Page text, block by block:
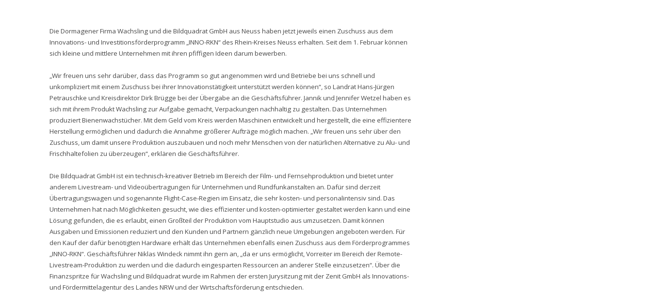
Die Dormagener Firma Wachsling und die Bildquadrat GmbH aus Neuss haben jetzt jeweils einen Zuschuss aus dem
Innovations- und Investitionsförderprogramm „INNO-RKN“ des Rhein-Kreises Neuss erhalten. Seit dem 1. Februar können
sich kleine und mittlere Unternehmen mit ihren pfiffigen Ideen darum bewerben.
„Wir freuen uns sehr darüber, dass das Programm so gut angenommen wird und Betriebe bei uns schnell und
unkompliziert mit einem Zuschuss bei ihrer Innovationstätigkeit unterstützt werden können“, so Landrat Hans-Jürgen
Petrauschke und Kreisdirektor Dirk Brügge bei der Übergabe an die Geschäftsführer. Jannik und Jennifer Wetzel haben es
sich mit ihrem Produkt Wachsling zur Aufgabe gemacht, Verpackungen nachhaltig zu gestalten. Das Unternehmen
produziert Bienenwachstücher. Mit dem Geld vom Kreis werden Maschinen entwickelt und hergestellt, die eine effizientere
Herstellung ermöglichen und dadurch die Annahme größerer Aufträge möglich machen. „Wir freuen uns sehr über den
Zuschuss, um damit unsere Produktion auszubauen und noch mehr Menschen von der natürlichen Alternative zu Alu- und
Frischhaltefolien zu überzeugen“, erklären die Geschäftsführer.
Die Bildquadrat GmbH ist ein technisch-kreativer Betrieb im Bereich der Film- und Fernsehproduktion und bietet unter
anderem Livestream- und Videoübertragungen für Unternehmen und Rundfunkanstalten an. Dafür sind derzeit
Übertragungswagen und sogenannte Flight-Case-Regien im Einsatz, die sehr kosten- und personalintensiv sind. Das
Unternehmen hat nach Möglichkeiten gesucht, wie dies effizienter und kosten-optimierter gestaltet werden kann und eine
Lösung gefunden, die es erlaubt, einen Großteil der Produktion vom Hauptstudio aus umzusetzen. Damit können
Ausgaben und Emissionen reduziert und den Kunden und Partnern gänzlich neue Umgebungen angeboten werden. Für
den Kauf der dafür benötigten Hardware erhält das Unternehmen ebenfalls einen Zuschuss aus dem Förderprogrammes
„INNO-RKN“. Geschäftsführer Niklas Windeck nimmt ihn gern an, „da er uns ermöglicht, Vorreiter im Bereich der Remote-
Livestream-Produktion zu werden und die dadurch eingesparten Ressourcen an anderer Stelle einzusetzen“. Über die
Finanzspritze für Wachsling und Bildquadrat wurde im Rahmen der ersten Jurysitzung mit der Zenit GmbH als Innovations-
und Fördermittelagentur des Landes NRW und der Wirtschaftsförderung entschieden.